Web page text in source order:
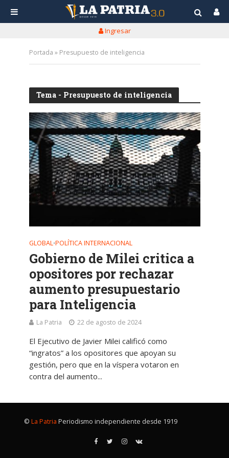
Ingresar
Portada » Presupuesto de inteligencia
Tema - Presupuesto de inteligencia
GLOBAL•POLÍTICA INTERNACIONAL
Gobierno de Milei critica a
opositores por rechazar
aumento presupuestario
para Inteligencia
La Patria 22 de agosto de 2024
El Ejecutivo de Javier Milei calificó como
“ingratos” a los opositores que apoyan su
gestión, pero que en la víspera votaron en
contra del aumento...
© La Patria Periodismo independiente desde 1919